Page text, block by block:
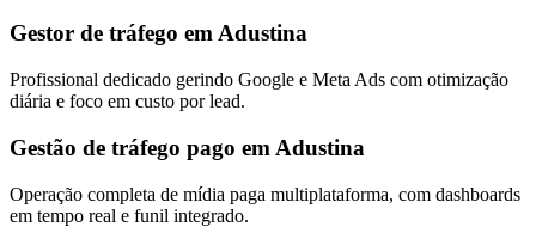
Gestor de tráfego em Adustina
Profissional dedicado gerindo Google e Meta Ads com otimização
diária e foco em custo por lead.
Gestão de tráfego pago em Adustina
Operação completa de mídia paga multiplataforma, com dashboards
em tempo real e funil integrado.